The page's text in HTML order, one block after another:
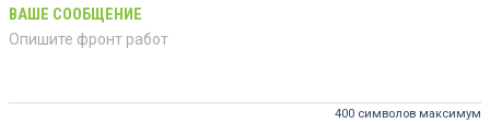
ВАШЕ СООБЩЕНИЕ
400 символов максимум